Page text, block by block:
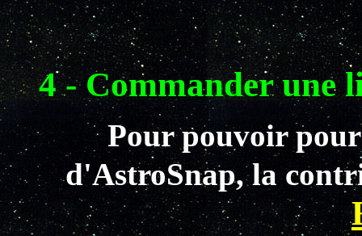
4 - Commander une
Pour pouvoir
d'AstroSnap, la